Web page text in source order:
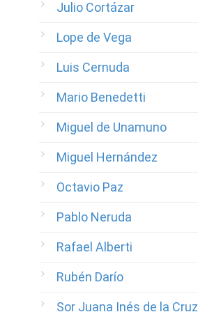
Julio Cortázar
Lope de Vega
Luis Cernuda
Mario Benedetti
Miguel de Unamuno
Miguel Hernández
Octavio Paz
Pablo Neruda
Rafael Alberti
Rubén Darío
Sor Juana Inés de la Cruz